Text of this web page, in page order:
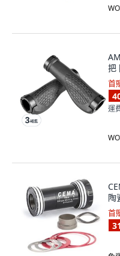
把
首
運
陶
首
31